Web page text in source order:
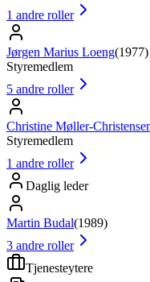
1 andre roller
Jørgen Marius Loeng(1977)
Styremedlem
5 andre roller
Christine Møller-
Styremedlem
1 andre roller
Daglig leder
Martin Budal(1989)
3 andre roller
Tjenesteytere